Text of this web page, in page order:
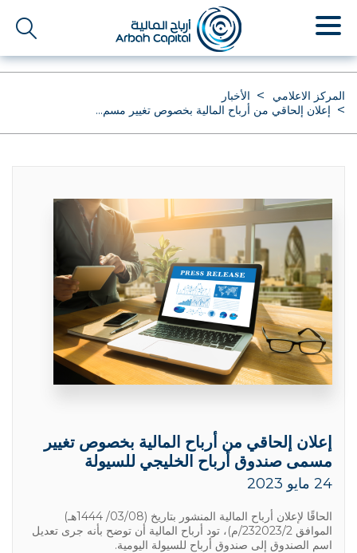
إلى
المحتوى
الرئيسي
المركز الاعلامي
الأخبار
إعلان إلحاقي من أرباح المالية بخصوص تغيير مسم...
إعلان إلحاقي من أرباح المالية بخصوص تغيير
مسمى صندوق أرباح الخليجي للسيولة
24 مايو 2023
الحاقًا لإعلان أرباح المالية المنشور بتاريخ (03/08/ 1444هـ)
الموافق 232023/2/م)، تود أرباح المالية أن توضح بأنه جرى تعديل
اسم الصندوق إلى صندوق أرباح للسيولة اليومية.